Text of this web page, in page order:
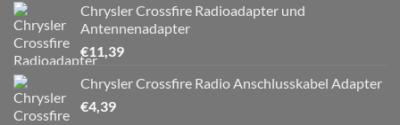
Chrysler Crossfire Radioadapter und
Antennenadapter
€11,39
Chrysler Crossfire Radio Anschlusskabel Adapter
€4,39